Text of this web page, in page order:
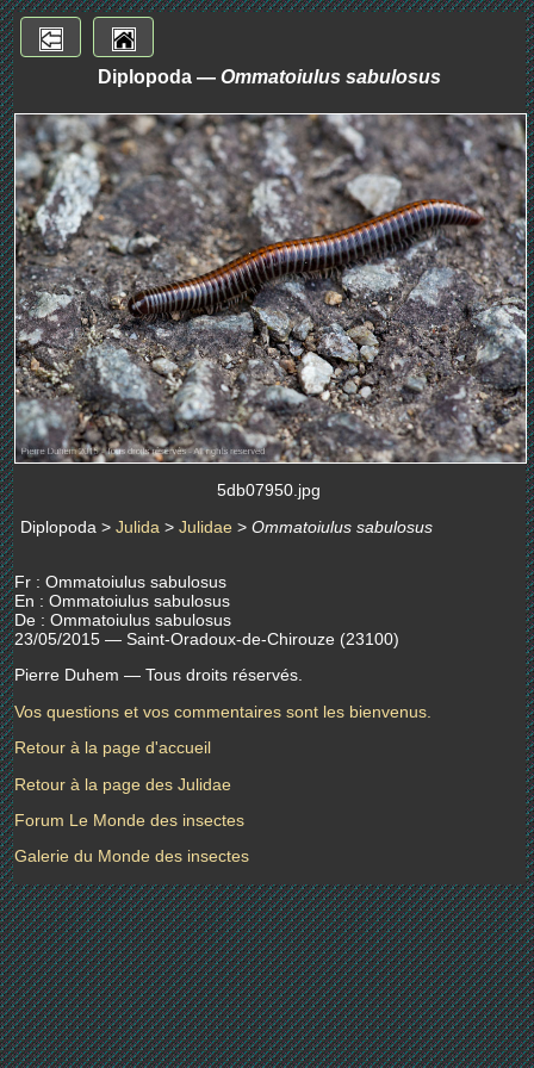
Diplopoda — Ommatoiulus sabulosus
5db07950.jpg
Diplopoda > Julida > Julidae > Ommatoiulus sabulosus
Fr : Ommatoiulus sabulosus
En : Ommatoiulus sabulosus
De : Ommatoiulus sabulosus
23/05/2015 — Saint-Oradoux-de-Chirouze (23100)
Pierre Duhem — Tous droits réservés.
Vos questions et vos commentaires sont les bienvenus.
Retour à la page d'accueil
Retour à la page des Julidae
Forum Le Monde des insectes
Galerie du Monde des insectes